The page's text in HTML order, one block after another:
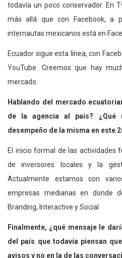
todavía un poco conservador. En
más allá que con Facebook, a
internautas mexicanos está en
Ecuador sigue esta línea, con
YouTube. Creemos que hay
mercado.
Hablando del mercado
de la agencia al país? ¿Qué
desempeño de la misma en este
El inicio formal de las actividades
de inversores locales y la
Actualmente estamos con
empresas medianas en donde
Branding, Interactive y Social
Finalmente, ¿qué mensaje le
del país que todavía piensan
avisos y no en la de las